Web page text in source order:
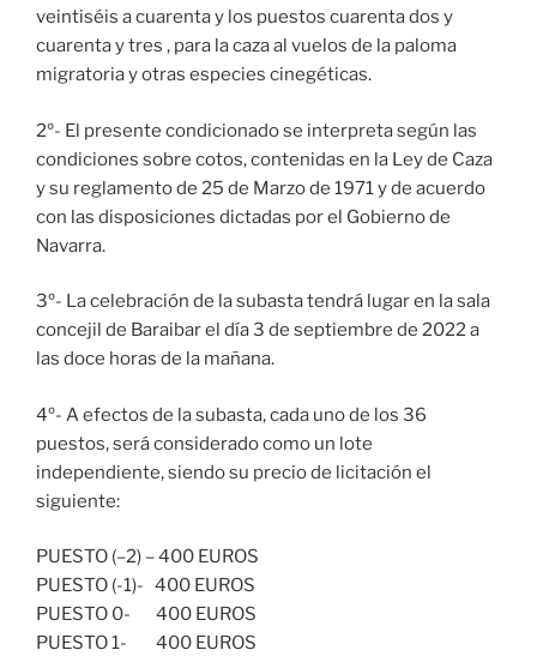
veintiséis a cuarenta y los puestos cuarenta dos y
cuarenta y tres , para la caza al vuelos de la paloma
migratoria y otras especies cinegéticas.
2º- El presente condicionado se interpreta según las
condiciones sobre cotos, contenidas en la Ley de Caza
y su reglamento de 25 de Marzo de 1971 y de acuerdo
con las disposiciones dictadas por el Gobierno de
Navarra.
3º- La celebración de la subasta tendrá lugar en la sala
concejil de Baraibar el día 3 de septiembre de 2022 a
las doce horas de la mañana.
4º- A efectos de la subasta, cada uno de los 36
puestos, será considerado como un lote
independiente, siendo su precio de licitación el
siguiente:
PUESTO (–2) – 400 EUROS
PUESTO (-1)- 400 EUROS
PUESTO 0- 400 EUROS
PUESTO 1- 400 EUROS